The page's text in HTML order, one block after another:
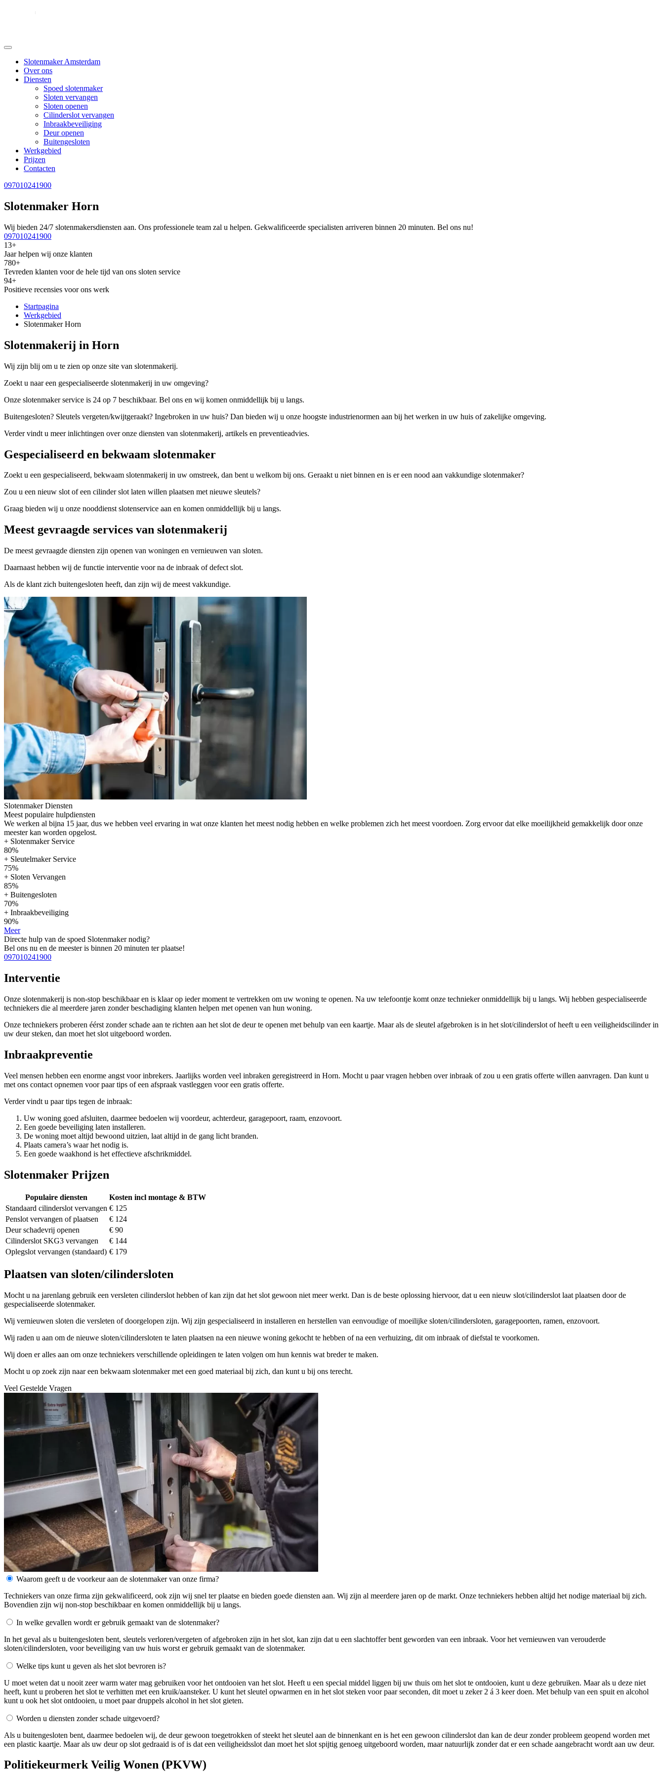
Slotenmaker Amsterdam
Over ons
Diensten
Spoed slotenmaker
Sloten vervangen
Sloten openen
Cilinderslot vervangen
Inbraakbeveiliging
Deur openen
Buitengesloten
Werkgebied
Prijzen
Contacten
097010241900
Slotenmaker Horn
Wij bieden 24/7 slotenmakersdiensten aan. Ons professionele team zal u helpen. Gekwalificeerde specialisten arriveren binnen 20 minuten. Bel ons nu!
097010241900
13+
Jaar helpen wij onze klanten
780+
Tevreden klanten voor de hele tijd van ons sloten service
94+
Positieve recensies voor ons werk
Startpagina
Werkgebied
Slotenmaker Horn
Slotenmakerij in Horn
Wij zijn blij om u te zien op onze site van slotenmakerij.
Zoekt u naar een gespecialiseerde slotenmakerij in uw omgeving?
Onze slotenmaker service is 24 op 7 beschikbaar. Bel ons en wij komen onmiddellijk bij u langs.
Buitengesloten? Sleutels vergeten/kwijtgeraakt? Ingebroken in uw huis? Dan bieden wij u onze hoogste industrienormen aan bij het werken in uw huis of zakelijke omgeving.
Verder vindt u meer inlichtingen over onze diensten van slotenmakerij, artikels en preventieadvies.
Gespecialiseerd en bekwaam slotenmaker
Zoekt u een gespecialiseerd, bekwaam slotenmakerij in uw omstreek, dan bent u welkom bij ons. Geraakt u niet binnen en is er een nood aan vakkundige slotenmaker?
Zou u een nieuw slot of een cilinder slot laten willen plaatsen met nieuwe sleutels?
Graag bieden wij u onze nooddienst slotenservice aan en komen onmiddellijk bij u langs.
Meest gevraagde services van slotenmakerij
De meest gevraagde diensten zijn openen van woningen en vernieuwen van sloten.
Daarnaast hebben wij de functie interventie voor na de inbraak of defect slot.
Als de klant zich buitengesloten heeft, dan zijn wij de meest vakkundige.
Slotenmaker Diensten
Meest populaire hulpdiensten
We werken al bijna 15 jaar, dus we hebben veel ervaring in wat onze klanten het meest nodig hebben en welke problemen zich het meest voordoen. Zorg ervoor dat elke moeilijkheid gemakkelijk door onze
meester kan worden opgelost.
+ Slotenmaker Service
80%
+ Sleutelmaker Service
75%
+ Sloten Vervangen
85%
+ Buitengesloten
70%
+ Inbraakbeveiliging
90%
Meer
Directe hulp van de spoed Slotenmaker nodig?
Bel ons nu en de meester is binnen 20 minuten ter plaatse!
097010241900
Interventie
Onze slotenmakerij is non-stop beschikbaar en is klaar op ieder moment te vertrekken om uw woning te openen. Na uw telefoontje komt onze technieker onmiddellijk bij u langs. Wij hebben gespecialiseerde
techniekers die al meerdere jaren zonder beschadiging klanten helpen met openen van hun woning.
Onze techniekers proberen éérst zonder schade aan te richten aan het slot de deur te openen met behulp van een kaartje. Maar als de sleutel afgebroken is in het slot/cilinderslot of heeft u een veiligheidscilinder in
uw deur steken, dan moet het slot uitgeboord worden.
Inbraakpreventie
Veel mensen hebben een enorme angst voor inbrekers. Jaarlijks worden veel inbraken geregistreerd in Horn. Mocht u paar vragen hebben over inbraak of zou u een gratis offerte willen aanvragen. Dan kunt u
met ons contact opnemen voor paar tips of een afspraak vastleggen voor een gratis offerte.
Verder vindt u paar tips tegen de inbraak:
Uw woning goed afsluiten, daarmee bedoelen wij voordeur, achterdeur, garagepoort, raam, enzovoort.
Een goede beveiliging laten installeren.
De woning moet altijd bewoond uitzien, laat altijd in de gang licht branden.
Plaats camera’s waar het nodig is.
Een goede waakhond is het effectieve afschrikmiddel.
Slotenmaker Prijzen
Populaire diensten
Kosten incl montage & BTW
Standaard cilinderslot vervangen € 125
Penslot vervangen of plaatsen
€ 124
Deur schadevrij openen
€ 90
Cilinderslot SKG3 vervangen
€ 144
Oplegslot vervangen (standaard) € 179
Plaatsen van sloten/cilindersloten
Mocht u na jarenlang gebruik een versleten cilinderslot hebben of kan zijn dat het slot gewoon niet meer werkt. Dan is de beste oplossing hiervoor, dat u een nieuw slot/cilinderslot laat plaatsen door de
gespecialiseerde slotenmaker.
Wij vernieuwen sloten die versleten of doorgelopen zijn. Wij zijn gespecialiseerd in installeren en herstellen van eenvoudige of moeilijke sloten/cilindersloten, garagepoorten, ramen, enzovoort.
Wij raden u aan om de nieuwe sloten/cilindersloten te laten plaatsen na een nieuwe woning gekocht te hebben of na een verhuizing, dit om inbraak of diefstal te voorkomen.
Wij doen er alles aan om onze techniekers verschillende opleidingen te laten volgen om hun kennis wat breder te maken.
Mocht u op zoek zijn naar een bekwaam slotenmaker met een goed materiaal bij zich, dan kunt u bij ons terecht.
Veel Gestelde Vragen
Waarom geeft u de voorkeur aan de slotenmaker van onze firma?
Techniekers van onze firma zijn gekwalificeerd, ook zijn wij snel ter plaatse en bieden goede diensten aan. Wij zijn al meerdere jaren op de markt. Onze techniekers hebben altijd het nodige materiaal bij zich.
Bovendien zijn wij non-stop beschikbaar en komen onmiddellijk bij u langs.
In welke gevallen wordt er gebruik gemaakt van de slotenmaker?
In het geval als u buitengesloten bent, sleutels verloren/vergeten of afgebroken zijn in het slot, kan zijn dat u een slachtoffer bent geworden van een inbraak. Voor het vernieuwen van verouderde
sloten/cilindersloten, voor beveiliging van uw huis worst er gebruik gemaakt van de slotenmaker.
Welke tips kunt u geven als het slot bevroren is?
U moet weten dat u nooit zeer warm water mag gebruiken voor het ontdooien van het slot. Heeft u een special middel liggen bij uw thuis om het slot te ontdooien, kunt u deze gebruiken. Maar als u deze niet
heeft, kunt u proberen het slot te verhitten met een kruik/aansteker. U kunt het sleutel opwarmen en in het slot steken voor paar seconden, dit moet u zeker 2 á 3 keer doen. Met behulp van een spuit en alcohol
kunt u ook het slot ontdooien, u moet paar druppels alcohol in het slot gieten.
Worden u diensten zonder schade uitgevoerd?
Als u buitengesloten bent, daarmee bedoelen wij, de deur gewoon toegetrokken of steekt het sleutel aan de binnenkant en is het een gewoon cilinderslot dan kan de deur zonder probleem geopend worden met
een plastic kaartje. Maar als uw deur op slot gedraaid is of is dat een veiligheidsslot dan moet het slot spijtig genoeg uitgeboord worden, maar natuurlijk zonder dat er een schade aangebracht wordt aan uw deur.
Politiekeurmerk Veilig Wonen (PKVW)